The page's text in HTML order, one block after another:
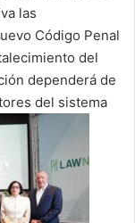
las
Código Penal
del
dependerá de
del sistema